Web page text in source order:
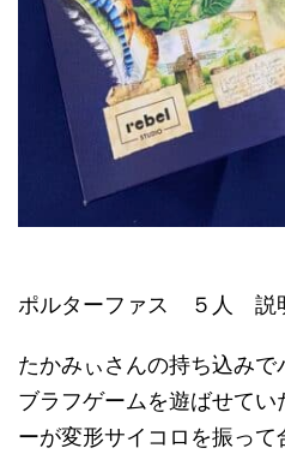
ポルターファス ５人 説
たかみぃさんの持ち込み
ブラフゲームを遊ばせて
ーが変形サイコロを振っ